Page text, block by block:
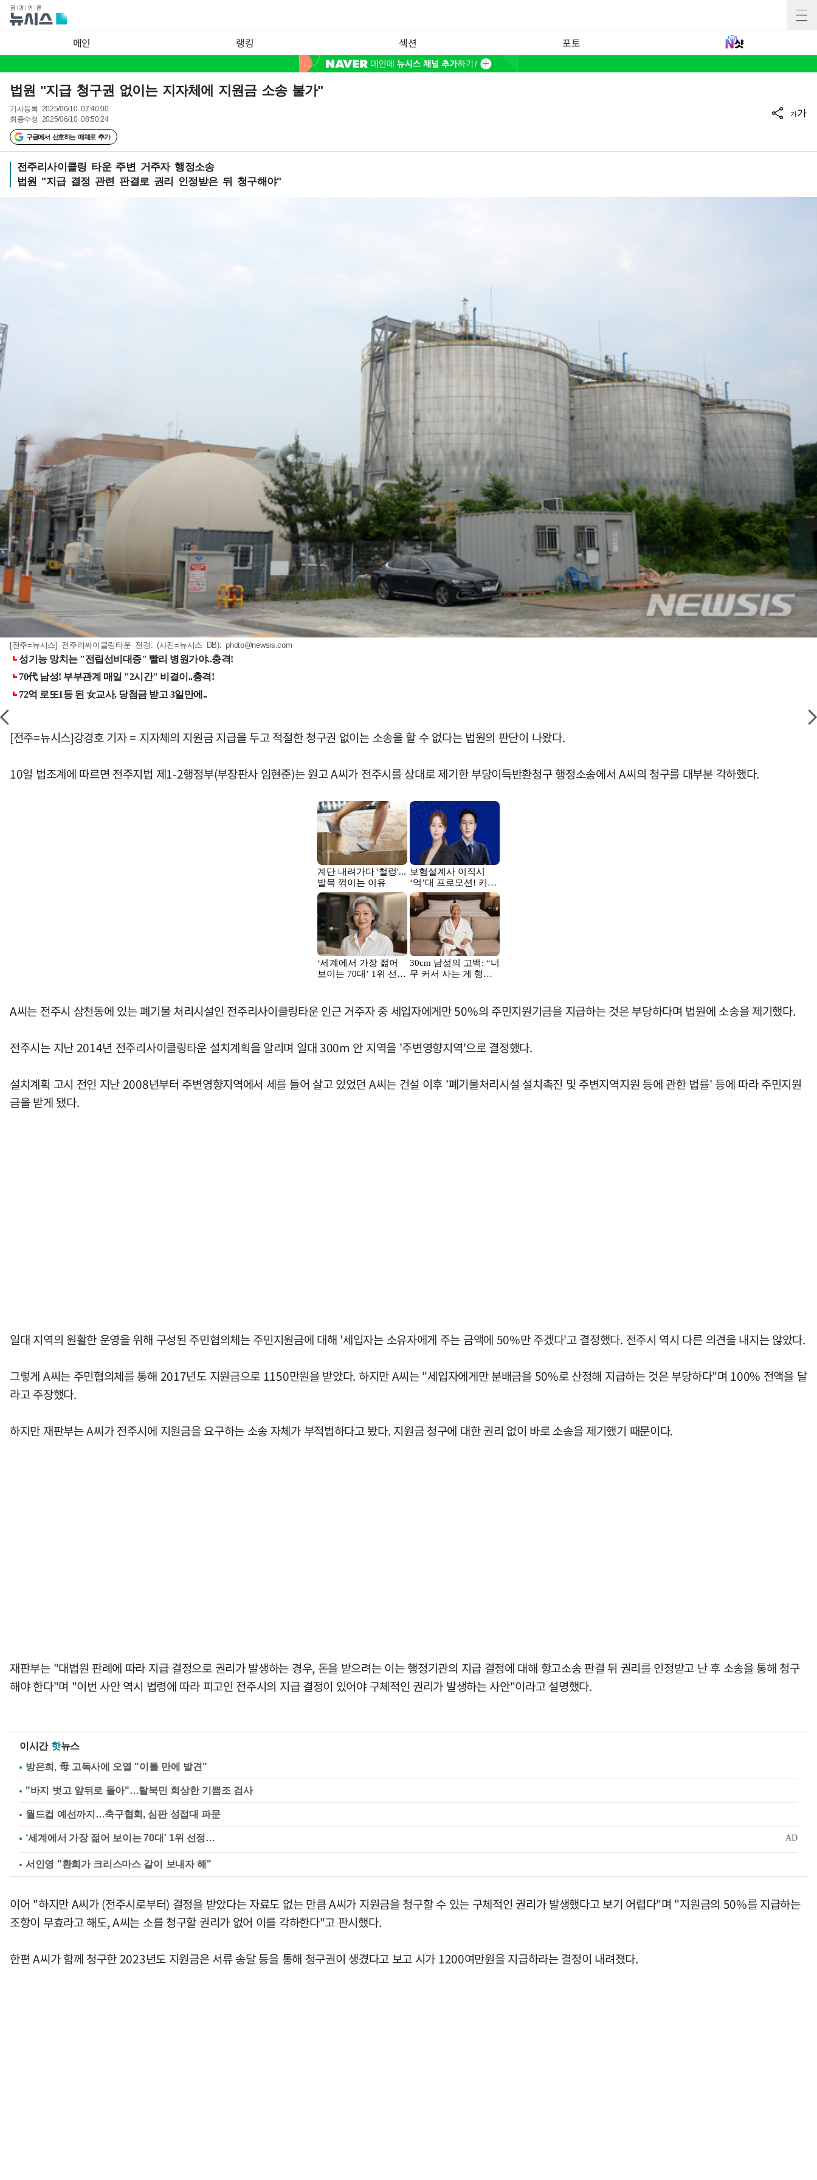
메인 랭킹 섹션 포토
법원 "지급 청구권 없이는 지자체에 지원금 소송 불가"
기사등록 2025/06/10 07:40:00
최종수정 2025/06/10 08:50:24
구글에서 선호하는 매체로 추가
가가
전주리사이클링 타운 주변 거주자 행정소송
법원 "지급 결정 관련 판결로 권리 인정받은 뒤 청구해야"
[전주=뉴시스] 전주리싸이클링타운 전경. (사진=뉴시스 DB).photo@newsis.com
[전주=뉴시스]강경호 기자 = 지자체의 지원금 지급을 두고 적절한 청구권 없이는 소송을 할 수 없다는 법원의 판단이 나왔다.
10일 법조계에 따르면 전주지법 제1-2행정부(부장판사 임현준)는 원고 A씨가 전주시를 상대로 제기한 부당이득반환청구 행정소송에서 A씨의 청구를 대부분 각하했다.
A씨는 전주시 삼천동에 있는 폐기물 처리시설인 전주리사이클링타운 인근 거주자 중 세입자에게만 50%의 주민지원기금을 지급하는 것은 부당하다며 법원에 소송을 제기했다.
전주시는 지난 2014년 전주리사이클링타운 설치계획을 알리며 일대 300m 안 지역을 '주변영향지역'으로 결정했다.
설치계획 고시 전인 지난 2008년부터 주변영향지역에서 세를 들어 살고 있었던 A씨는 건설 이후 '폐기물처리시설 설치촉진 및 주변지역지원 등에 관한 법률' 등에 따라 주민지원
금을 받게 됐다.
일대 지역의 원활한 운영을 위해 구성된 주민협의체는 주민지원금에 대해 '세입자는 소유자에게 주는 금액에 50%만 주겠다'고 결정했다. 전주시 역시 다른 의견을 내지는 않았다.
그렇게 A씨는 주민협의체를 통해 2017년도 지원금으로 1150만원을 받았다. 하지만 A씨는 "세입자에게만 분배금을 50%로 산정해 지급하는 것은 부당하다"며 100% 전액을 달
라고 주장했다.
하지만 재판부는 A씨가 전주시에 지원금을 요구하는 소송 자체가 부적법하다고 봤다. 지원금 청구에 대한 권리 없이 바로 소송을 제기했기 때문이다.
재판부는 "대법원 판례에 따라 지급 결정으로 권리가 발생하는 경우, 돈을 받으려는 이는 행정기관의 지급 결정에 대해 항고소송 판결 뒤 권리를 인정받고 난 후 소송을 통해 청구
해야 한다"며 "이번 사안 역시 법령에 따라 피고인 전주시의 지급 결정이 있어야 구체적인 권리가 발생하는 사안"이라고 설명했다.
이시간 핫뉴스
방은희, 母 고독사에 오열 "이틀 만에 발견"
"바지 벗고 앞뒤로 돌아"…탈북민 회상한 기쁨조 검사
월드컵 예선까지…축구협회, 심판 성접대 파문
서인영 "환희가 크리스마스 같이 보내자 해"
이어 "하지만 A씨가 (전주시로부터) 결정을 받았다는 자료도 없는 만큼 A씨가 지원금을 청구할 수 있는 구체적인 권리가 발생했다고 보기 어렵다"며 "지원금의 50%를 지급하는
조항이 무효라고 해도, A씨는 소를 청구할 권리가 없어 이를 각하한다"고 판시했다.
한편 A씨가 함께 청구한 2023년도 지원금은 서류 송달 등을 통해 청구권이 생겼다고 보고 시가 1200여만원을 지급하라는 결정이 내려졌다.